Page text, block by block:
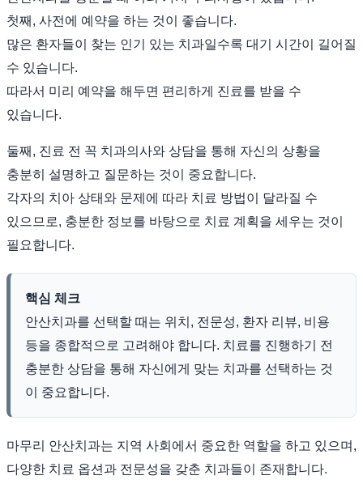
첫째, 사전에 예약을 하는 것이 좋습니다.
많은 환자들이 찾는 인기 있는 치과일수록 대기 시간이 길어질
수 있습니다.
따라서 미리 예약을 해두면 편리하게 진료를 받을 수
있습니다.
둘째, 진료 전 꼭 치과의사와 상담을 통해 자신의 상황을
충분히 설명하고 질문하는 것이 중요합니다.
각자의 치아 상태와 문제에 따라 치료 방법이 달라질 수
있으므로, 충분한 정보를 바탕으로 치료 계획을 세우는 것이
필요합니다.
핵심 체크
안산치과를 선택할 때는 위치, 전문성, 환자 리뷰, 비용
등을 종합적으로 고려해야 합니다. 치료를 진행하기 전
충분한 상담을 통해 자신에게 맞는 치과를 선택하는 것
이 중요합니다.
마무리 안산치과는 지역 사회에서 중요한 역할을 하고 있으며,
다양한 치료 옵션과 전문성을 갖춘 치과들이 존재합니다.